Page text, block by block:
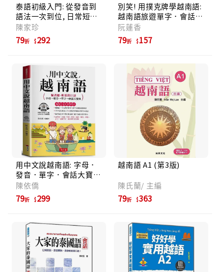
泰語初級入門: 從發音到
語法一次到位, 日常短句
即學即用, 商務出差、外
派、旅行自信應對
陳家珍
79折 292
別笑! 用撲克牌學越南語:
越南語旅遊單字．會話卡
(新版/附QR Code)
阮蓮香
79折 157
用中文說越南語: 字母．
發音．單字．會話大寶典
(附線上MP3)
陳依僑
79折 299
越南語 A1 (第3版)
陳氏蘭/ 主編
79折 363